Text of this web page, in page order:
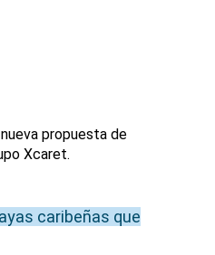
propuesta de
Xcaret.
caribeñas que